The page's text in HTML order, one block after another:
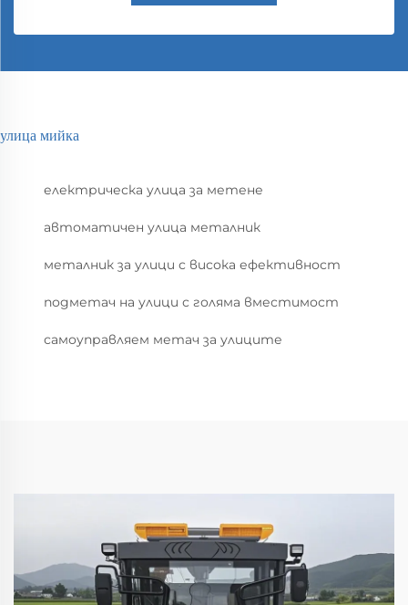
улица мийка
електрическа улица за метене
автоматичен улица металник
металник за улици с висока ефективност
подметач на улици с голяма вместимост
самоуправляем метач за улиците